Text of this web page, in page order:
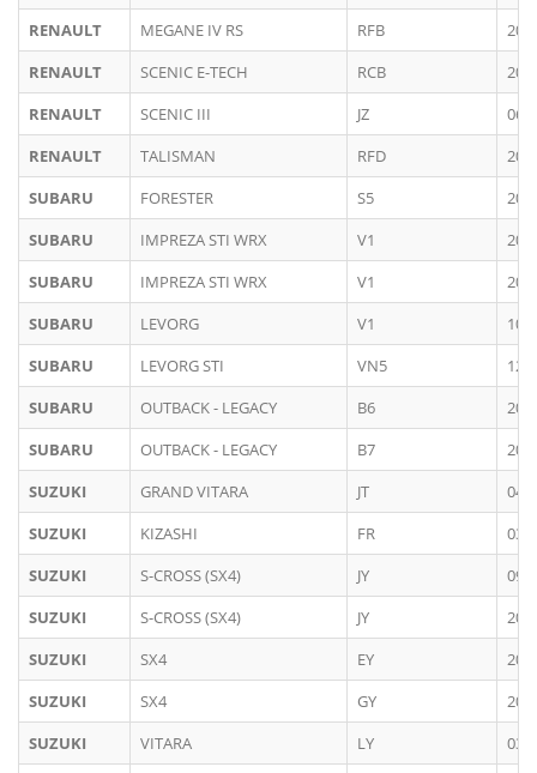
RENAULT
MEGANE IV RS RFB
RENAULT
SCENIC E-TECH RCB
RENAULT
SCENIC III JZ
06/
RENAULT
TALISMAN RFD
SUBARU
FORESTER S5
SUBARU
IMPREZA STI WRX V1
SUBARU
IMPREZA STI WRX V1
SUBARU
LEVORG V1
10/
SUBARU
LEVORG STI VN5
12/
SUBARU
OUTBACK - LEGACY B6
SUBARU
OUTBACK - LEGACY B7
SUZUKI
GRAND VITARA JT
04/
SUZUKI
KIZASHI FR
03/
SUZUKI
S-CROSS (SX4) JY
09/
SUZUKI
S-CROSS (SX4) JY
SUZUKI
SX4 EY
SUZUKI
SX4 GY
SUZUKI
VITARA LY
03/